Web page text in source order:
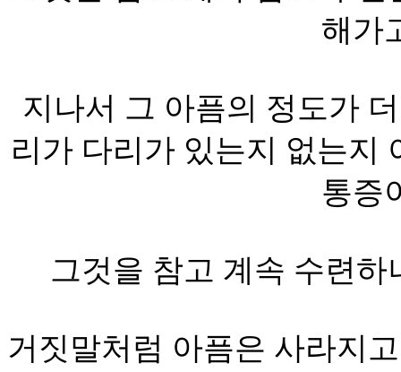
해가
지나서 그 아픔의 정도가
리가 다리가 있는지 없는지
통증
그것을 참고 계속 수련
거짓말처럼 아픔은 사라지